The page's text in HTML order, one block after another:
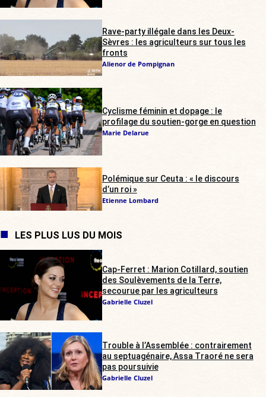
Rave-party illégale dans les Deux-
Sèvres : les agriculteurs sur tous les
fronts
Alienor de Pompignan
Cyclisme féminin et dopage : le
profilage du soutien-gorge en question
Marie Delarue
Polémique sur Ceuta : « le discours
d’un roi »
Etienne Lombard
LES PLUS LUS DU MOIS
Cap-Ferret : Marion Cotillard, soutien
des Soulèvements de la Terre,
secourue par les agriculteurs
Gabrielle Cluzel
Trouble à l’Assemblée : contrairement
au septuagénaire, Assa Traoré ne sera
pas poursuivie
Gabrielle Cluzel